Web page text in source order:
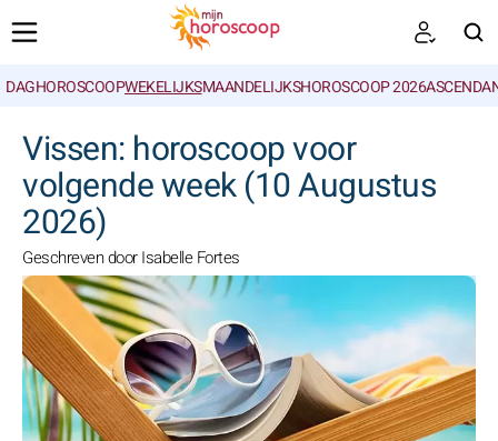
DAGHOROSCOOPWEKELIJKSMAANDELIJKSHOROSCOOP 2026
Vissen: horoscoop voor
volgende week (10 Augustus
2026)
Geschreven door Isabelle Fortes